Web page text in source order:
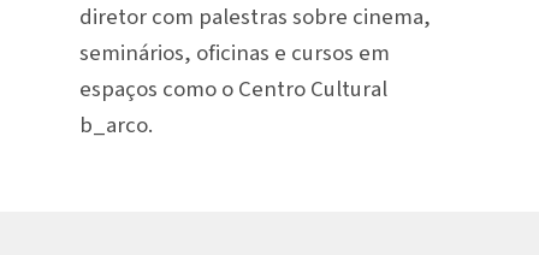
diretor com palestras sobre cinema,
seminários, oficinas e cursos em
espaços como o Centro Cultural
b_arco.